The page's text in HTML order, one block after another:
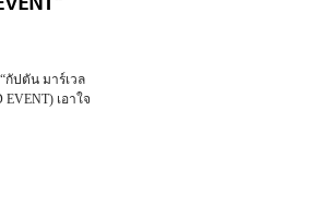
กัปตัน มาร์เวล
เอาใจ